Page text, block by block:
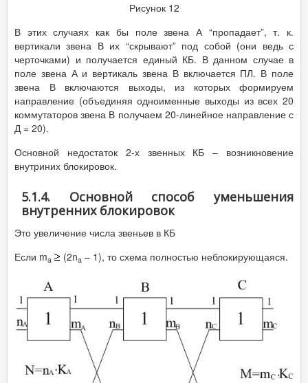
Рисунок 12
В этих случаях как бы поле звена А “пропадает”, т. к.
вертикали звена В их “скрывают” под собой (они ведь с
черточками) и получается единый КБ. В данном случае в
поле звена А и вертикаль звена В включается ПЛ. В поле
звена В включаются выходы, из которых формируем
направление (объединяя одноименные выходы из всех 20
коммутаторов звена В получаем 20-линейное направление с
Д = 20).
Основной недостаток 2-х звенных КБ – возникновение
внутриних блокировок.
5.1.4. Основной способ уменьшения
внутренних блокировок
Это увеличение числа звеньев в КБ
Если ma (2na – 1), то схема полностью неблокирующаяся.